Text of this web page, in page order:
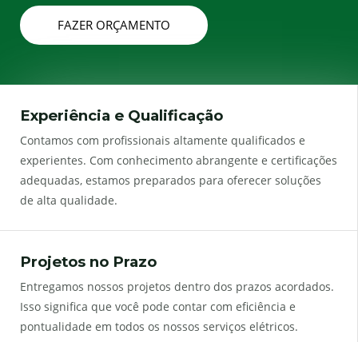
FAZER ORÇAMENTO
Experiência e Qualificação
Contamos com profissionais altamente qualificados e
experientes. Com conhecimento abrangente e certificações
adequadas, estamos preparados para oferecer soluções
de alta qualidade.
Projetos no Prazo
Entregamos nossos projetos dentro dos prazos acordados.
Isso significa que você pode contar com eficiência e
pontualidade em todos os nossos serviços elétricos.